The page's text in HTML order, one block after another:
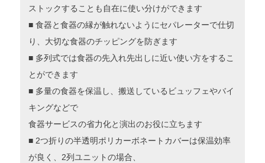
ストックすることも自在に使い分けができます
■ 食器と食器の縁が触れないようにセパレーターで仕切
り、大切な食器のチッピングを防ぎます
■ 多列式では食器の先入れ先出しに近い使い方をするこ
とができます
■ 多量の食器を保温し、搬送しているビュッフェやバイ
キングなどで
食器サービスの省力化と演出のお役に立ちます
■ 2つ折りの半透明ポリカーボネートカバーは保温効率
が良く、2列ユニットの場合、